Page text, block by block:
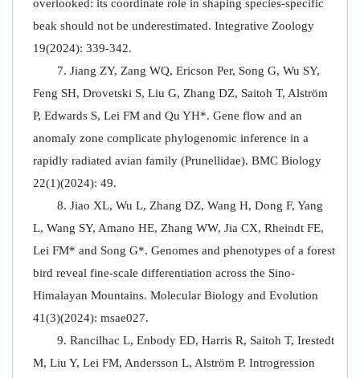
overlooked: its coordinate role in shaping species-specific
beak should not be underestimated. Integrative Zoology
19(2024): 339-342.
Jiang ZY, Zang WQ, Ericson Per, Song G, Wu SY,
Feng SH, Drovetski S, Liu G, Zhang DZ, Saitoh T, Alström
P, Edwards S, Lei FM and Qu YH*. Gene flow and an
anomaly zone complicate phylogenomic inference in a
rapidly radiated avian family (Prunellidae). BMC Biology
22(1)(2024): 49.
Jiao XL, Wu L, Zhang DZ, Wang H, Dong F, Yang
L, Wang SY, Amano HE, Zhang WW, Jia CX, Rheindt FE,
Lei FM* and Song G*. Genomes and phenotypes of a forest
bird reveal fine-scale differentiation across the Sino-
Himalayan Mountains. Molecular Biology and Evolution
41(3)(2024): msae027.
Rancilhac L, Enbody ED, Harris R, Saitoh T, Irestedt
M, Liu Y, Lei FM, Andersson L, Alström P. Introgression